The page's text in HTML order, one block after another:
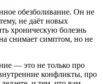
обезболивание. Он не
не даёт новых
хроническую болезнь
снимает симптом, но не
— это не только про
конфликты, про